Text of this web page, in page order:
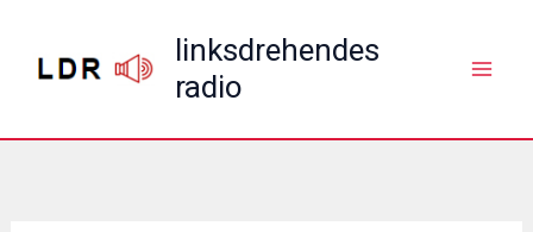
springen
linksdrehendes
radio